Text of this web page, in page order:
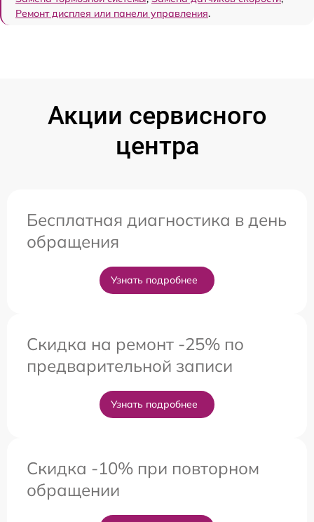
Ремонт дисплея или панели управления.
Акции сервисного
центра
Бесплатная диагностика в день
обращения
Узнать подробнее
Скидка на ремонт -25% по
предварительной записи
Узнать подробнее
Скидка -10% при повторном
обращении